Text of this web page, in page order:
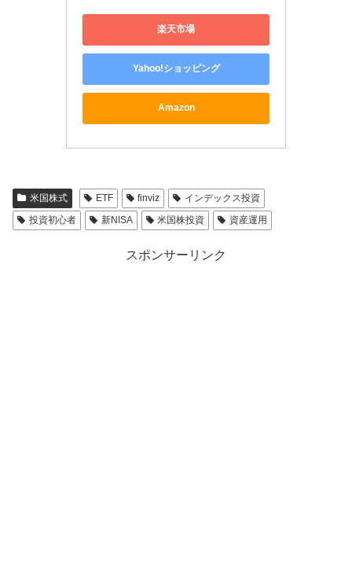
楽天市場
Yahoo!ショッピング
Amazon
米国株式 ETF finviz
インデックス投資
投資初心者
新NISA 米国株投資 資産運用
スポンサーリンク